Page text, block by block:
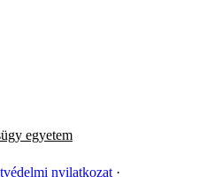
egyetem
nyilatkozat